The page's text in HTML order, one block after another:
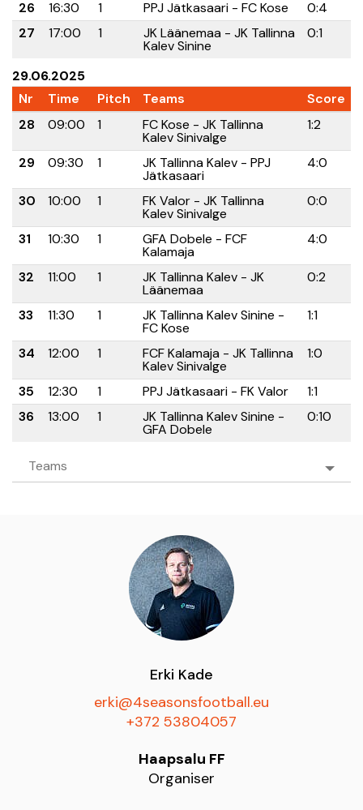
26 16:30 1 PPJ Jätkasaari - FC Kose
0:4
27
17:00 1 JK Läänemaa - JK Tallinna
Kalev Sinine
0:1
29.06.2025
Nr
Time Pitch Teams
Score
28
09:00 1 FC Kose - JK Tallinna
Kalev Sinivalge
1:2
29 09:30 1 JK Tallinna Kalev - PPJ
Jätkasaari
4:0
30 10:00 1 FK Valor - JK Tallinna
Kalev Sinivalge
0:0
31 10:30 1 GFA Dobele - FCF
Kalamaja
4:0
32 11:00 1 JK Tallinna Kalev - JK
Läänemaa
0:2
33 11:30 1 JK Tallinna Kalev Sinine -
FC Kose
1:1
34 12:00 1 FCF Kalamaja - JK Tallinna
Kalev Sinivalge
1:0
35 12:30 1 PPJ Jätkasaari - FK Valor
1:1
36
13:00 1 JK Tallinna Kalev Sinine -
GFA Dobele
0:10
Teams
Erki Kade
erki@4seasonsfootball.eu
+372 53804057
Haapsalu FF
Organiser